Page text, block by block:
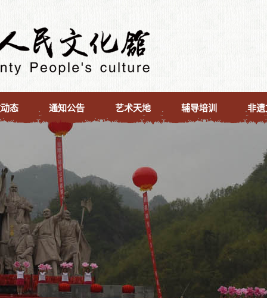
态 通知公告 艺术天地 辅导培训 非遗